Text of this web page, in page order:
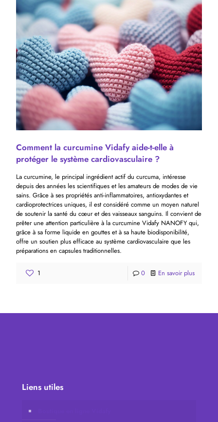
Comment la curcumine Vidafy aide-t-elle à
protéger le système cardiovasculaire ?
La curcumine, le principal ingrédient actif du curcuma, intéresse
depuis des années les scientifiques et les amateurs de modes de vie
sains. Grâce à ses propriétés anti-inflammatoires, antioxydantes et
cardioprotectrices uniques, il est considéré comme un moyen naturel
de soutenir la santé du cœur et des vaisseaux sanguins. Il convient de
prêter une attention particulière à la curcumine Vidafy NANOFY qui,
grâce à sa forme liquide en gouttes et à sa haute biodisponibilité,
offre un soutien plus efficace au système cardiovasculaire que les
préparations en capsules traditionnelles.
1 0 En savoir plus
Liens utiles